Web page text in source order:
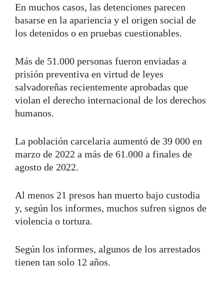
En muchos casos, las detenciones parecen
basarse en la apariencia y el origen social de
los detenidos o en pruebas cuestionables.
Más de 51.000 personas fueron enviadas a
prisión preventiva en virtud de leyes
salvadoreñas recientemente aprobadas que
violan el derecho internacional de los derechos
humanos.
La población carcelaria aumentó de 39 000 en
marzo de 2022 a más de 61.000 a finales de
agosto de 2022.
Al menos 21 presos han muerto bajo custodia
y, según los informes, muchos sufren signos de
violencia o tortura.
Según los informes, algunos de los arrestados
tienen tan solo 12 años.